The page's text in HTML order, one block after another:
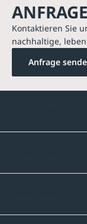
ANFRAGE
Kontaktieren Sie
nachhaltige,
Anfrage